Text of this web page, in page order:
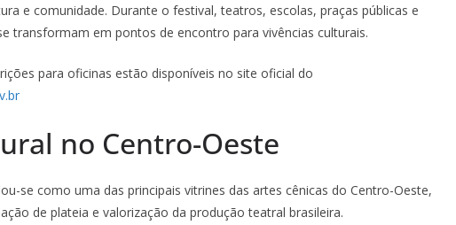
e comunidade. Durante o festival, teatros, escolas, praças públicas e
transformam em pontos de encontro para vivências culturais.
para oficinas estão disponíveis no site oficial do
no Centro-Oeste
se como uma das principais vitrines das artes cênicas do Centro-Oeste,
de plateia e valorização da produção teatral brasileira.